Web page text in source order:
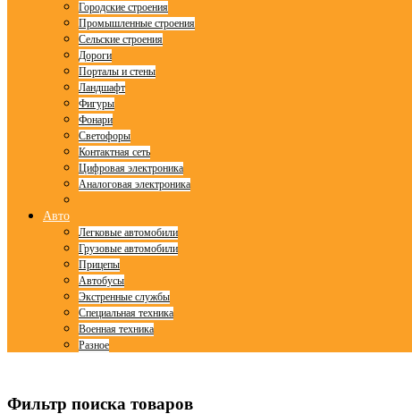
Городские строения
Промышленные строения
Сельские строения
Дороги
Порталы и стены
Ландшафт
Фигуры
Фонари
Светофоры
Контактная сеть
Цифровая электроника
Аналоговая электроника
Авто
Легковые автомобили
Грузовые автомобили
Прицепы
Автобусы
Экстренные службы
Специальная техника
Военная техника
Разное
Фильтр поиска товаров